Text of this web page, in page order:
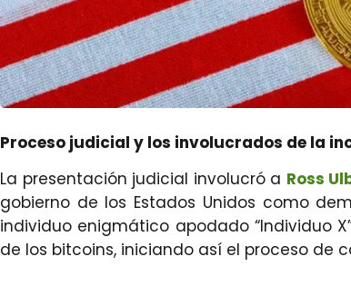
Proceso judicial y los involucrados de la
La presentación judicial involucró a Ross
gobierno de los Estados Unidos como
individuo enigmático apodado “Individuo
de los bitcoins, iniciando así el proceso de